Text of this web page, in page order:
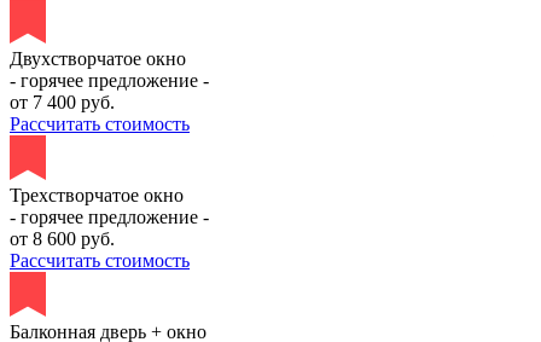
Двухстворчатое окно
- горячее предложение -
от 7 400 руб.
Рассчитать стоимость
Трехстворчатое окно
- горячее предложение -
от 8 600 руб.
Рассчитать стоимость
Балконная дверь + окно